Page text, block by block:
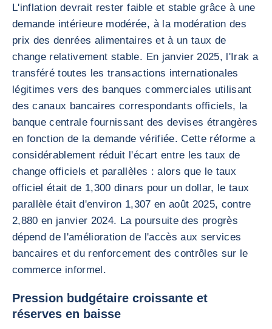
L'inflation devrait rester faible et stable grâce à une
demande intérieure modérée, à la modération des
prix des denrées alimentaires et à un taux de
change relativement stable. En janvier 2025, l'Irak a
transféré toutes les transactions internationales
légitimes vers des banques commerciales utilisant
des canaux bancaires correspondants officiels, la
banque centrale fournissant des devises étrangères
en fonction de la demande vérifiée. Cette réforme a
considérablement réduit l'écart entre les taux de
change officiels et parallèles : alors que le taux
officiel était de 1,300 dinars pour un dollar, le taux
parallèle était d'environ 1,307 en août 2025, contre
2,880 en janvier 2024. La poursuite des progrès
dépend de l'amélioration de l'accès aux services
bancaires et du renforcement des contrôles sur le
commerce informel.
Pression budgétaire croissante et
réserves en baisse